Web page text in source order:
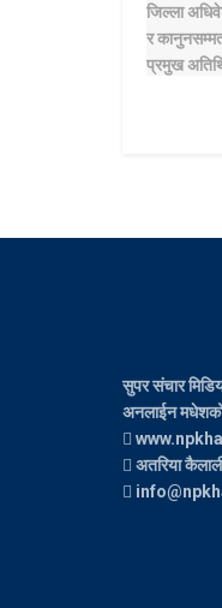
सुपर संचार
अनलाईन मधेशको
अतरिया